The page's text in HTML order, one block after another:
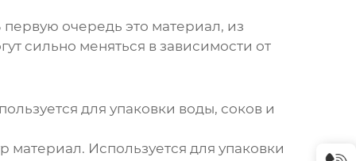
очередь это материал, из
сильно меняться в зависимости от
для упаковки воды, соков и
Используется для упаковки